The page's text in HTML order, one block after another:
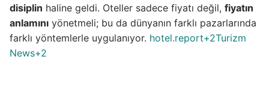
disiplin haline geldi. Oteller sadece fiyatı değil, fiyatın
anlamını yönetmeli; bu da dünyanın farklı pazarlarında
farklı yöntemlerle uygulanıyor. hotel.report+2Turizm
News+2